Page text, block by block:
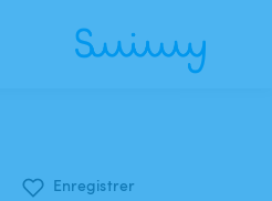
Enregistrer